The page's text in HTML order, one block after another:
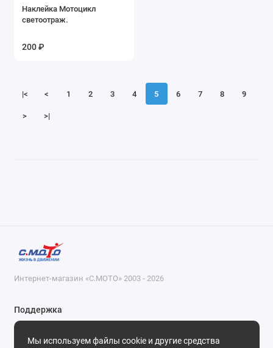
Наклейка Мотоцикл
светоотраж.
200 ₽
|< < 1 2 3 4 5 6 7 8 9
> >|
Мы используем файлы cookie и другие средства
Интернет-магазин «С.МОТО» 2003 - 2026
Поддержка
8-800-55-00-327
Будни, с 09-30 до 18-30